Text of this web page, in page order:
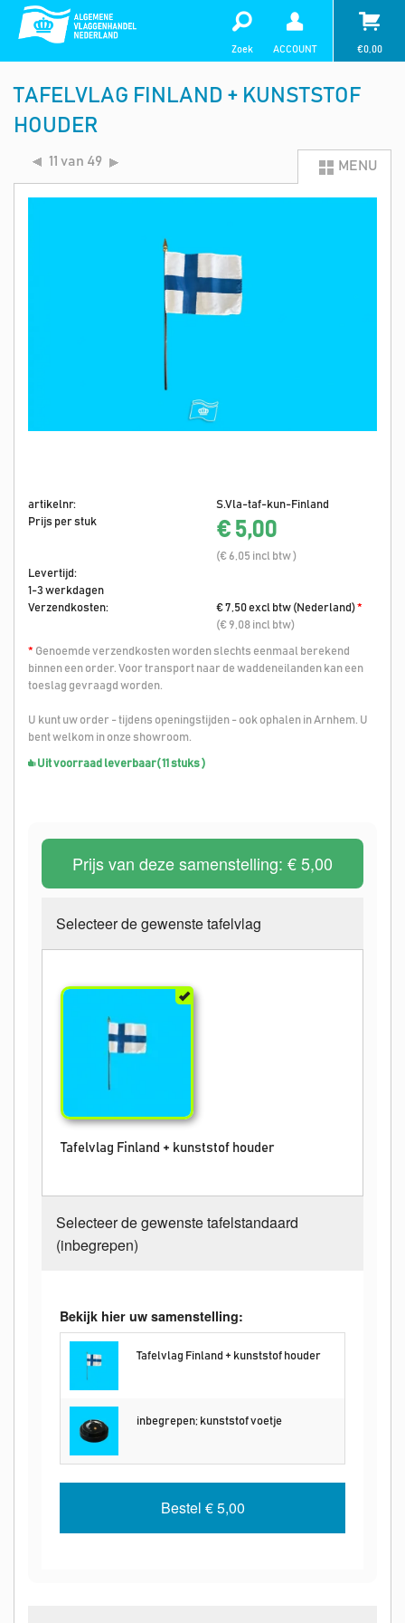
Zoek ACCOUNT €0,00
TAFELVLAG FINLAND + KUNSTSTOF
HOUDER
11 van 49 MENU
artikelnr:
S.Vla-taf-kun-Finland
Prijs per stuk
€ 5,00
(€ 6,05 incl btw )
Levertijd:
1-3 werkdagen
Verzendkosten:
€ 7,50 excl btw (Nederland)*
(€ 9,08 incl btw)
* Genoemde verzendkosten worden slechts eenmaal berekend
binnen een order. Voor transport naar de waddeneilanden kan een
toeslag gevraagd worden.
U kunt uw order - tijdens openingstijden - ook ophalen in Arnhem. U
bent welkom in onze showroom.
Uit voorraad leverbaar( 11 stuks )
Prijs van deze samenstelling: € 5,00
Selecteer de gewenste tafelvlag
Tafelvlag Finland + kunststof houder
Selecteer de gewenste tafelstandaard
(inbegrepen)
Bekijk hier uw samenstelling:
Tafelvlag Finland + kunststof houder
inbegrepen; kunststof voetje
Bestel € 5,00